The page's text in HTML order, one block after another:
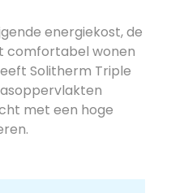
energiekost, de
comfortabel wonen
Solitherm Triple
met een hoge